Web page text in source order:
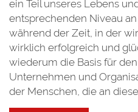
ein Teil unseres Lebens
entsprechenden Niveau
während der Zeit, in der
wirklich erfolgreich und
wiederum die Basis für
Unternehmen und
der Menschen, die an